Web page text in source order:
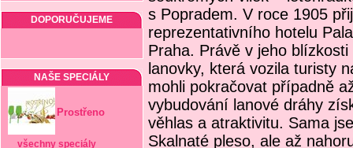
DOPORUČUJEME
NAŠE SPECIÁLY
Prostřeno
všechny speciály
s Popradem. V roce 1905
reprezentativního hotelu
Praha. Právě v jeho
lanovky, která vozila turisty
mohli pokračovat případně
vybudování lanové dráhy
věhlas a atraktivitu. Sama
Skalnaté pleso, ale až